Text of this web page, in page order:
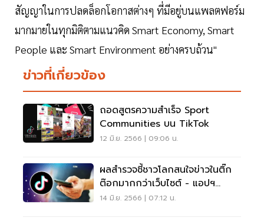
สัญญาในการปลดล็อกโอกาสต่างๆ ที่มีอยู่บนแพลตฟอร์ม
มากมายในทุกมิติตามแนวคิด Smart Economy, Smart
People และ Smart Environment อย่างครบถ้วน"
ข่าวที่เกี่ยวข้อง
ถอดสูตรความสำเร็จ Sport
Communities บน TikTok
12 มิ.ย. 2566 | 09:06 น.
ผลสำรวจชี้ชาวโลกสนใจข่าวในติ๊ก
ต๊อกมากกว่าเว็บไซต์ - แอปฯ
ดั้งเดิม
14 มิ.ย. 2566 | 07:12 น.